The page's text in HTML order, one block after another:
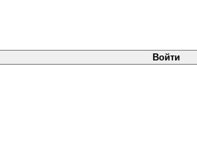
Войти